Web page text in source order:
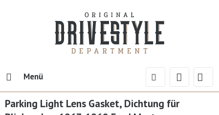
Menü
Parking Light Lens Gasket, Dichtung für